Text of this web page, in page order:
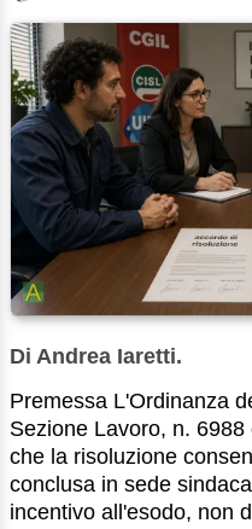
Di Andrea Iaretti.
Premessa L'Ordinanza
Sezione Lavoro, n.
che la risoluzione
conclusa in sede
incentivo all'esodo, non